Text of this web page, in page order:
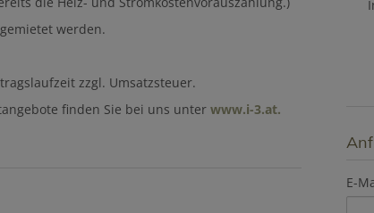
werden.
zzgl. Umsatzsteuer.
finden Sie bei uns unter www.i-3.at.
E-